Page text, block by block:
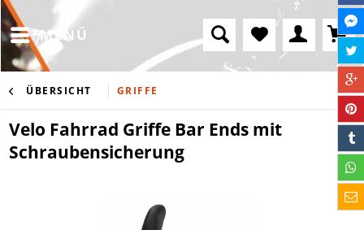
MENÜ
ÜBERSICHT GRIFFE
Velo Fahrrad Griffe Bar Ends mit
Schraubensicherung